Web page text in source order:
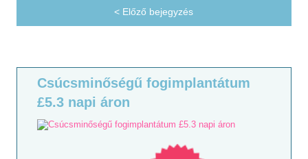
< Előző bejegyzés
Csúcsminőségű fogimplantátum
£5.3 napi áron